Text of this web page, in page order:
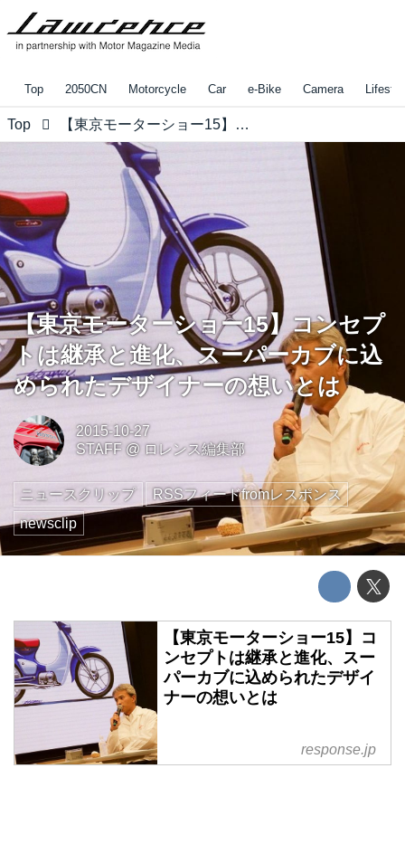
Top 2050CN Motorcycle Car e-Bike Camera
Top 【東京モーターショー15】コンセプトは継承と進化、スーパーカブに込められたデザイナーの想いとは
【東京モーターショー15】コンセプ
トは継承と進化、スーパーカブに込
められたデザイナーの想いとは
2015-10-27
STAFF@ ロレンス編集部
ニュースクリップ
RSSフィードfromレスポンス
newsclip
【東京モーターショー15】コ
ンセプトは継承と進化、スー
パーカブに込められたデザイ
ナーの想いとは
response.jp